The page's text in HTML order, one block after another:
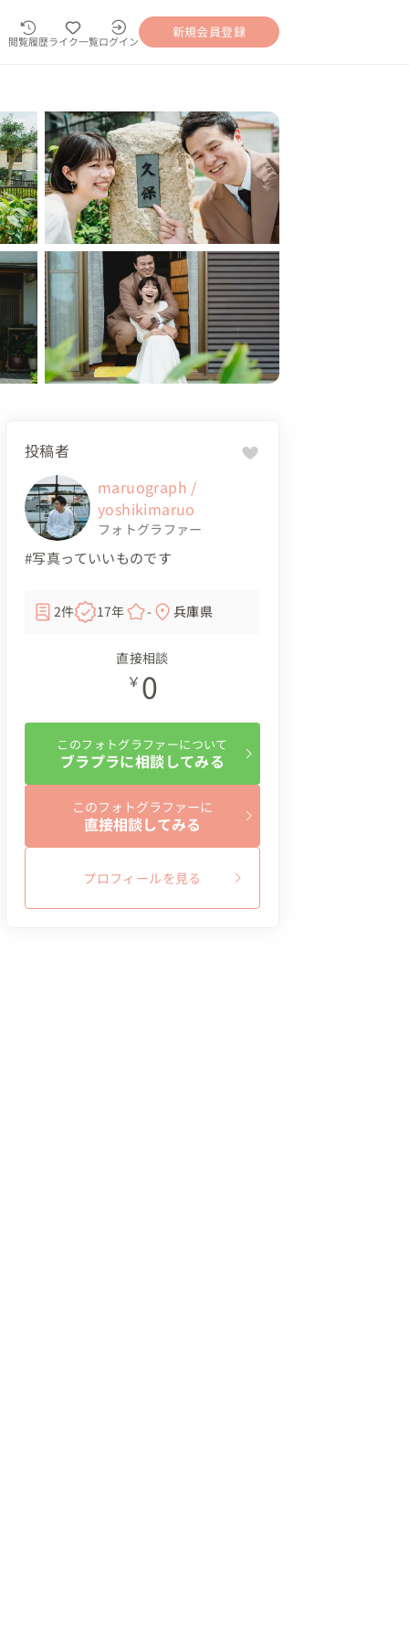
閲覧履歴ライク一覧ログイン
新規会員登録
投稿者
maruograph /
yoshikimaruo
フォトグラファー
#写真っていいものです
2件 17年 - 兵庫県
直接相談
￥ 0
このフォトグラファーについて
ブラプラに相談してみる
このフォトグラファーに
直接相談してみる
プロフィールを見る